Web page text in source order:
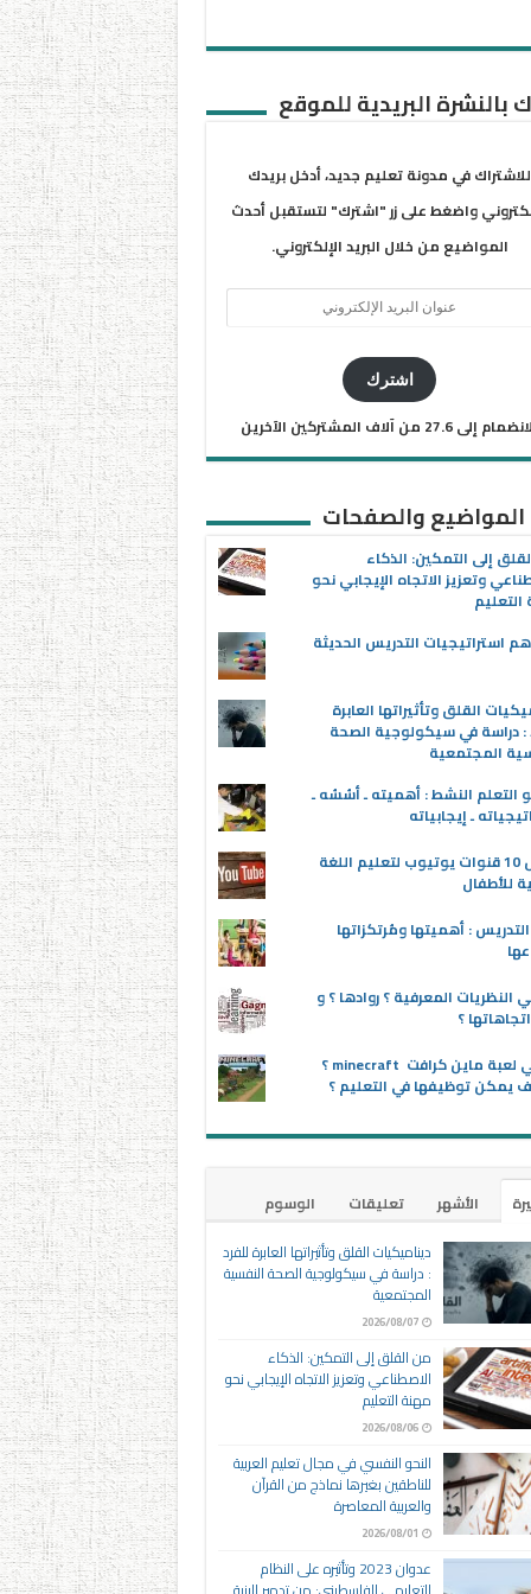
بالنشرة البريدية للموقع
للاشتراك في مدونة تعليم جديد، أدخل بريدك
واضغط على زر "اشترك" لتستقبل أحدث
المواضيع من خلال البريد الإلكتروني.
اشترك
إلى 27.6 من آلاف المشتركين الآخرين
المواضيع والصفحات
إلى التمكين: الذكاء
وتعزيز الاتجاه الإيجابي نحو
استراتيجيات التدريس الحديثة
القلق وتأثيراتها العابرة
: دراسة في سيكولوجية الصحة
المجتمعية
التعلم النشط : أهميته ـ أسُسُه ـ
ـ إيجابياته
أفضل 10 قنوات يوتيوب لتعليم اللغة
للأطفال
: أهميتها ومُرتكزاتها
النظريات المعرفية ؟ روادها ؟ و
؟
ماهي لعبة ماين كرافت minecraft ؟
يمكن توظيفها في التعليم ؟
الأشهر تعليقات
الوسوم
ديناميكيات القلق وتأثيراتها العابرة للفرد
: دراسة في سيكولوجية الصحة النفسية
المجتمعية
2026/08/07
من القلق إلى التمكين: الذكاء
الاصطناعي وتعزيز الاتجاه الإيجابي نحو
مهنة التعليم
2026/08/06
النحو النفسي في مجال تعليم العربية
للناطقين بغيرها نماذج من القرآن
والعربية المعاصرة
2026/08/01
عدوان 2023 وتأثيره على النظام